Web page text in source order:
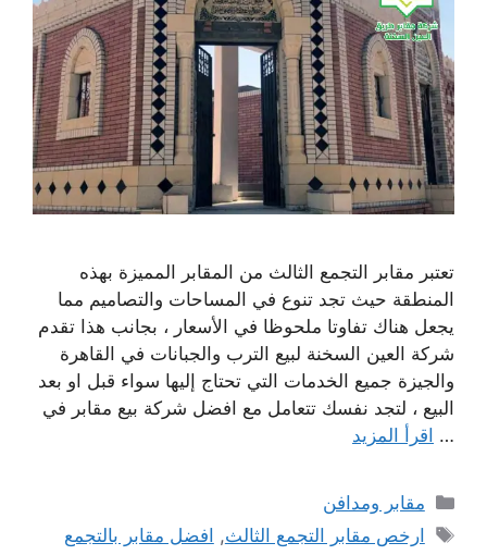
تعتبر مقابر التجمع الثالث من المقابر المميزة بهذه
المنطقة حيث تجد تنوع في المساحات والتصاميم مما
يجعل هناك تفاوتا ملحوظا في الأسعار ، بجانب هذا تقدم
شركة العين السخنة لبيع الترب والجبانات في القاهرة
والجيزة جميع الخدمات التي تحتاج إليها سواء قبل او بعد
البيع ، لتجد نفسك تتعامل مع افضل شركة بيع مقابر في
… اقرأ المزيد
التصنيفات
مقابر ومدافن
الوسوم
ارخص مقابر التجمع الثالث, افضل مقابر بالتجمع